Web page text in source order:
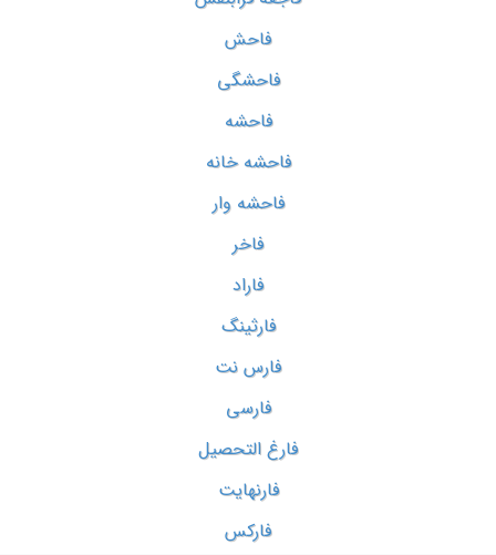
فاحش
فاحشگی
فاحشه
فاحشه خانه
فاحشه وار
فاخر
فاراد
فارثینگ
فارس نت
فارسی
فارغ التحصیل
فارنهایت
فارکس